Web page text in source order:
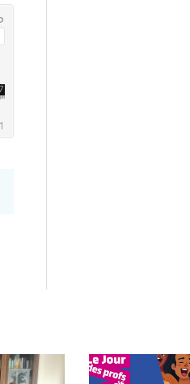
la pauvreté en Roumanie
Marché de Noël franco-